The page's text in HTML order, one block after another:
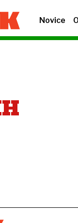
Novice